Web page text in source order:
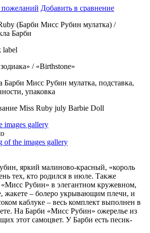
пожеланий Добавить в сравнение
(Барби Мисс Рубин мулатка) /
Барби
label
/ «Birthstone»
Барби Мисс Рубин мулатка, подставка,
упаковка
Miss Ruby july Barbie Doll
images gallery
of the images gallery
яркий малиново-красный, «король
тех, кто родился в июле. Также
Рубин» в элегантном кружевном,
жакете – болеро укрывающим плечи, и
каблуке – весь комплект выполнен в
На Барби «Мисс Рубин» ожерелье из
этот самоцвет. У Барби есть песик-